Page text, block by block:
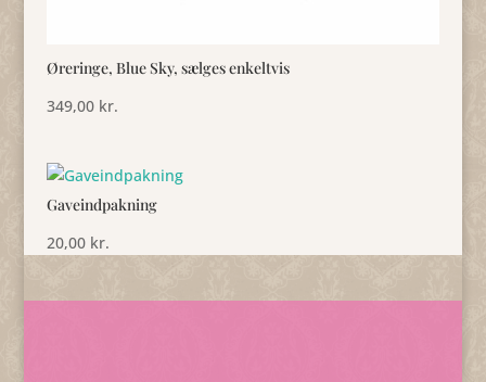
Øreringe, Blue Sky, sælges enkeltvis
349,00 kr.
Gaveindpakning
20,00 kr.